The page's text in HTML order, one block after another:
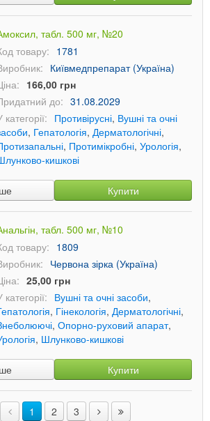
табл. 500 мг, №20
товару: 1781
Київмедпрепарат (Україна)
166,00 грн
до: 31.08.2029
категорії:
Противірусні, Вушні та очні
, Гепатологія, Дерматологічні,
, Протимікробні, Урологія,
кишкові
Купити
табл. 500 мг, №10
товару: 1809
Червона зірка (Україна)
25,00 грн
категорії:
Вушні та очні засоби,
, Гінекологія, Дерматологічні,
, Опорно-руховий апарат,
, Шлунково-кишкові
Купити
1 2 3